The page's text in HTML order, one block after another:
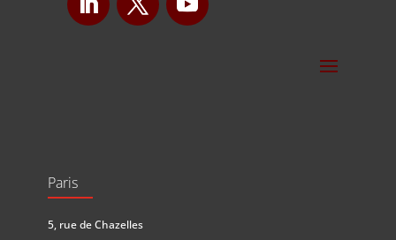
Paris
5, rue de Chazelles